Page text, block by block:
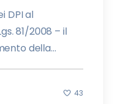
DPI al
81/2008 – il
della...
43